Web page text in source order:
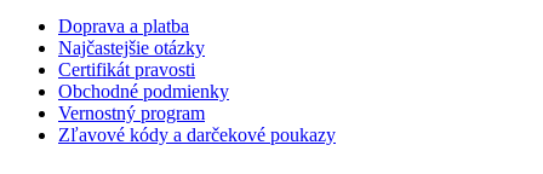
Doprava a platba
Najčastejšie otázky
Certifikát pravosti
Obchodné podmienky
Vernostný program
Zľavové kódy a darčekové poukazy